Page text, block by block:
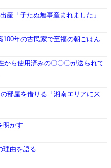
産「子たぬ無事産まれました」
年の古民家で至福の朝ごはん
ら使用済みの〇〇〇が送られて
部屋を借りる「湘南エリアに来
明かす
理由を語る